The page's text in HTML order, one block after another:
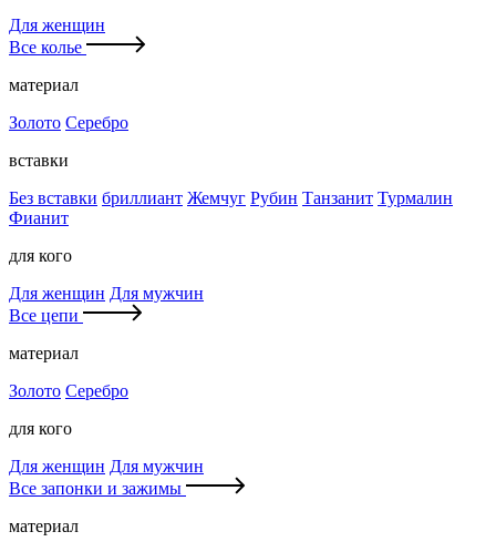
Для женщин
Все колье
материал
Золото Серебро
вставки
Без вставки бриллиант Жемчуг Рубин Танзанит Турмалин
Фианит
для кого
Для женщин Для мужчин
Все цепи
материал
Золото Серебро
для кого
Для женщин Для мужчин
Все запонки и зажимы
материал